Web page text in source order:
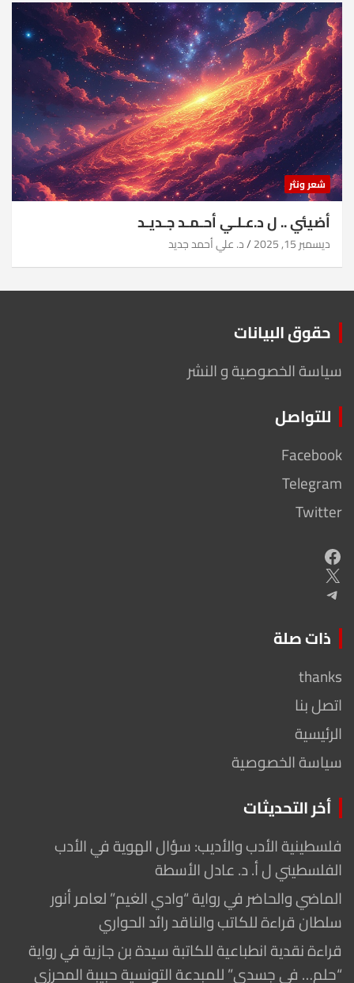
شعر ونثر
أضيئي .. ل د.عـلـي أحـمـد جـديـد
ديسمبر 15, 2025 د. علي أحمد جديد
حقوق البيانات
سياسة الخصوصية و النشر
للتواصل
Facebook
Telegram
Twitter
Facebook
X
Telegram
ذات صلة
thanks
اتصل بنا
الرئيسية
سياسة الخصوصية
أخر التحديثات
فلسطينية الأدب والأديب: سؤال الهوية في الأدب
الفلسطيني ل أ. د. عادل الأسطة
الماضي والحاضر في رواية “وادي الغيم” لعامر أنور
سلطان قراءة للكاتب والناقد رائد الحواري
قراءة نقدية انطباعية للكاتبة سيدة بن جازية في رواية
“حلم… في جسدي” للمبدعة التونسية حبيبة المحرزي